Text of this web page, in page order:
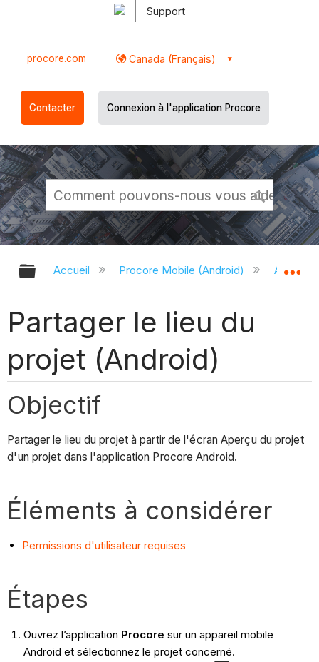
Support
procore.com Canada (Français)
Contacter Connexion à l'application Procore
Développer/réduire la hiérarchie
Accueil Procore Mobile (Android)
Partager le lieu du
projet (Android)
Objectif
Partager le lieu du projet à partir de l'écran Aperçu du projet
d'un projet dans l'application Procore Android.
Éléments à considérer
Permissions d'utilisateur requises
Étapes
Ouvrez l’application Procore sur un appareil mobile
Android et sélectionnez le projet concerné.